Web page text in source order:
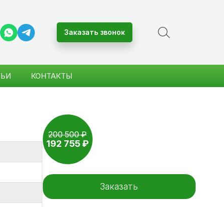
Заказать звонок
КОНТАКТЫ
200 500 ₽
192 755 ₽
Заказать